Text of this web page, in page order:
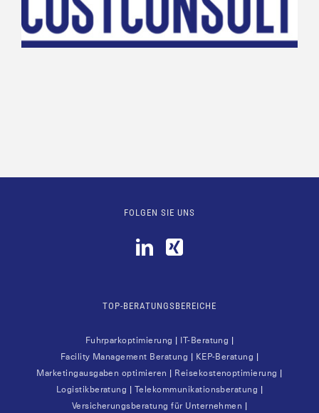
FOLGEN SIE UNS
TOP-BERATUNGSBEREICHE
Fuhr­park­op­ti­mie­rung | IT-Bera­tung |
Faci­li­ty Manage­ment Bera­tung | KEP-Bera­tung |
Mar­ke­ting­aus­ga­ben opti­mie­ren | Rei­se­kos­ten­op­ti­mie­rung |
Logis­tik­be­ra­tung | Tele­kom­mu­ni­ka­ti­ons­be­ra­tung |
Ver­si­che­rungs­be­ra­tung für Unter­neh­men |